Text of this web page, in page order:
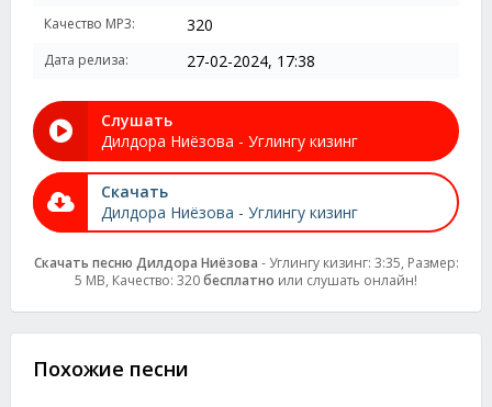
Качество MP3: 320
Дата релиза: 27-02-2024, 17:38
Слушать
Дилдора Ниёзова - Углингу кизинг
Скачать
Дилдора Ниёзова - Углингу кизинг
Скачать песню Дилдора Ниёзова - Углингу кизинг: 3:35, Размер:
5 MB, Качество: 320бесплатно или слушать онлайн!
Похожие песни